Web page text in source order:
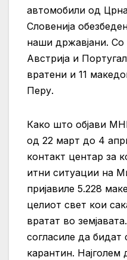
автомобили од
Словенија
наши државјани.
Австрија и
вратени и 11
Перу.
Како што објави
од 22 март до 4
контакт центар за
итни ситуации на
пријавиле 5.228
целиот свет кои
вратат во
согласиле да
карантин.